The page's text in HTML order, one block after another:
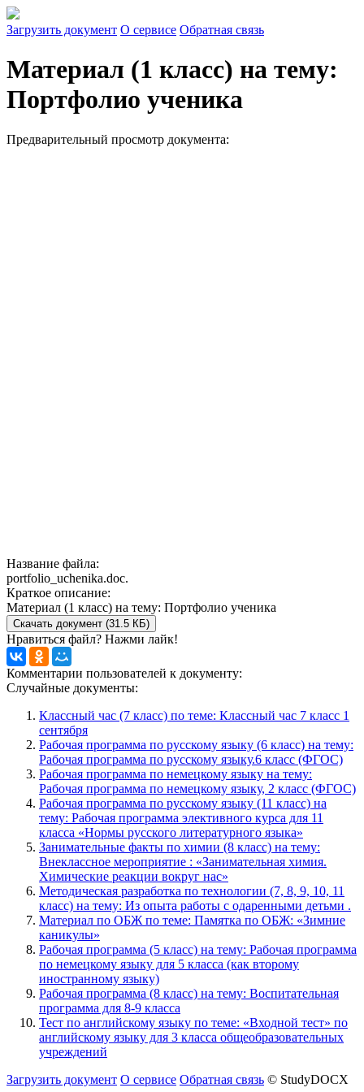
Загрузить документ О сервисе Обратная связь
Материал (1 класс) на тему:
Портфолио ученика
Предварительный просмотр документа:
Название файла:
portfolio_uchenika.doc.
Краткое описание:
Материал (1 класс) на тему: Портфолио ученика
Скачать документ (31.5 КБ)
Нравиться файл? Нажми лайк!
Комментарии пользователей к документу:
Случайные документы:
Классный час (7 класс) по теме: Классный час 7 класс 1
сентября
Рабочая программа по русскому языку (6 класс) на тему:
Рабочая программа по русскому языку.6 класс (ФГОС)
Рабочая программа по немецкому языку на тему:
Рабочая программа по немецкому языку, 2 класс (ФГОС)
Рабочая программа по русскому языку (11 класс) на
тему: Рабочая программа элективного курса для 11
класса «Нормы русского литературного языка»
Занимательные факты по химии (8 класс) на тему:
Внеклассное мероприятие : «Занимательная химия.
Химические реакции вокруг нас»
Методическая разработка по технологии (7, 8, 9, 10, 11
класс) на тему: Из опыта работы с одаренными детьми .
Материал по ОБЖ по теме: Памятка по ОБЖ: «Зимние
каникулы»
Рабочая программа (5 класс) на тему: Рабочая программа
по немецкому языку для 5 класса (как второму
иностранному языку)
Рабочая программа (8 класс) на тему: Воспитательная
программа для 8-9 класса
Тест по английскому языку по теме: «Входной тест» по
английскому языку для 3 класса общеобразовательных
учреждений
Загрузить документ О сервисе Обратная связь © StudyDOCX